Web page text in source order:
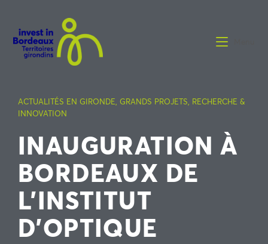
ACTUALITÉS EN GIRONDE, GRANDS PROJETS, RECHERCHE &
INNOVATION
INAUGURATION À
BORDEAUX DE
L’INSTITUT
D’OPTIQUE